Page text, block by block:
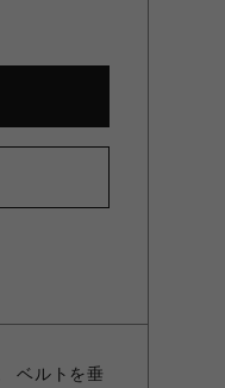
ベルトを垂